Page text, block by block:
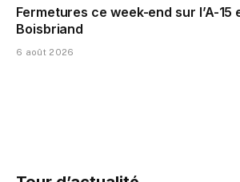
Fermetures ce week-end sur l’A-15
Boisbriand
6 août 2026